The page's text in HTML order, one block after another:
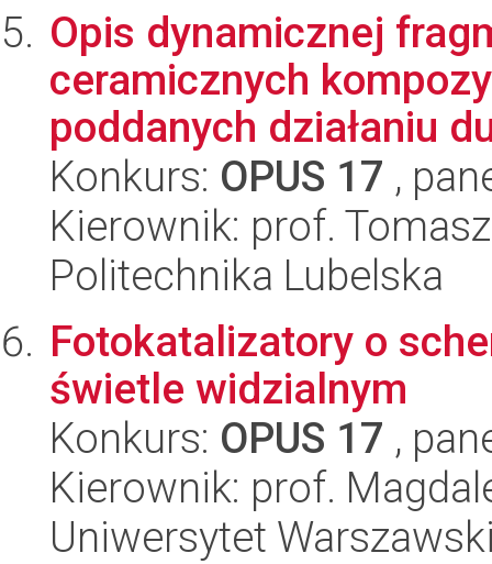
Opis dynamicznej
ceramicznych
poddanych działaniu
Konkurs: OPUS 17 ,
Kierownik: prof.
Politechnika Lubelska
Fotokatalizatory o
świetle widzialnym
Konkurs: OPUS 17 ,
Kierownik: prof.
Uniwersytet